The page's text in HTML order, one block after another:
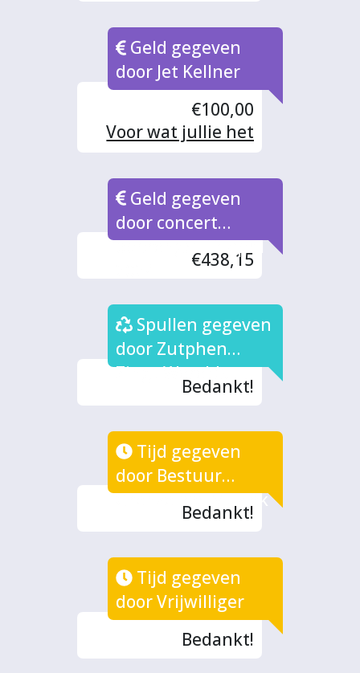
Geld gegeven
door Jet Kellner
€100,00
Voor wat jullie het
Succes
Geld gegeven
door concert
opbrengst 13 april
€438,15
Spullen gegeven
door Zutphen
Zingt Werelds
Bedankt!
Tijd gegeven
door Bestuur
Grenzeloos Muziek
Bedankt!
Tijd gegeven
door Vrijwilliger
Bedankt!